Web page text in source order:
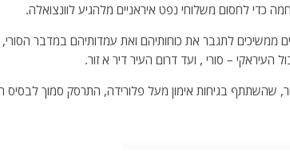
ממשיכים לתגבר את כוחותיהם ואת עמדותיהם במדבר הסורי,
– סורי , ועד דרום העיר דיר א זור.